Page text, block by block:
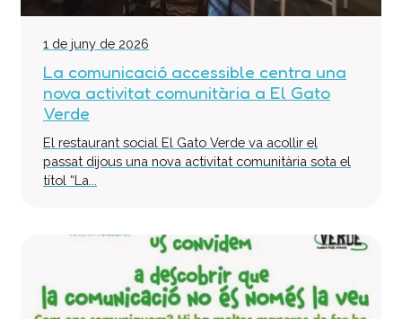
1 de juny de 2026
La comunicació accessible centra una
nova activitat comunitària a El Gato
Verde
El restaurant social El Gato Verde va acollir el
passat dijous una nova activitat comunitària sota el
títol “La...